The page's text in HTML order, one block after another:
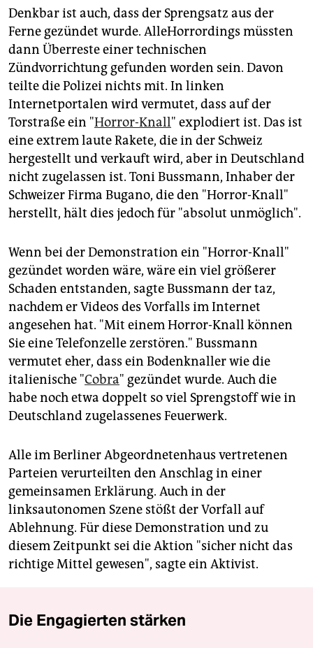
Denkbar ist auch, dass der Sprengsatz aus der
Ferne gezündet wurde. AlleHorrordings müssten
dann Überreste einer technischen
Zündvorrichtung gefunden worden sein. Davon
teilte die Polizei nichts mit. In linken
Internetportalen wird vermutet, dass auf der
Torstraße ein "Horror-Knall" explodiert ist. Das ist
eine extrem laute Rakete, die in der Schweiz
hergestellt und verkauft wird, aber in Deutschland
nicht zugelassen ist. Toni Bussmann, Inhaber der
Schweizer Firma Bugano, die den "Horror-Knall"
herstellt, hält dies jedoch für "absolut unmöglich".
Wenn bei der Demonstration ein "Horror-Knall"
gezündet worden wäre, wäre ein viel größerer
Schaden entstanden, sagte Bussmann der taz,
nachdem er Videos des Vorfalls im Internet
angesehen hat. "Mit einem Horror-Knall können
Sie eine Telefonzelle zerstören." Bussmann
vermutet eher, dass ein Bodenknaller wie die
italienische "Cobra" gezündet wurde. Auch die
habe noch etwa doppelt so viel Sprengstoff wie in
Deutschland zugelassenes Feuerwerk.
Alle im Berliner Abgeordnetenhaus vertretenen
Parteien verurteilten den Anschlag in einer
gemeinsamen Erklärung. Auch in der
linksautonomen Szene stößt der Vorfall auf
Ablehnung. Für diese Demonstration und zu
diesem Zeitpunkt sei die Aktion "sicher nicht das
richtige Mittel gewesen", sagte ein Aktivist.
Die Engagierten stärken